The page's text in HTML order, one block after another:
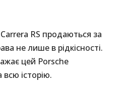
RS продаються за
не лише в рідкісності.
цей Porsche
історію.